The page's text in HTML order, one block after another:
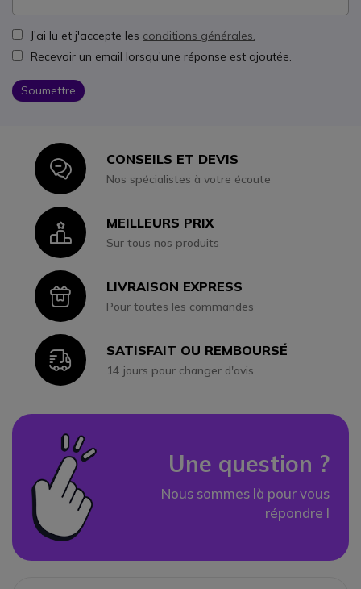
J'ai lu et j'accepte les conditions générales.
Recevoir un email lorsqu'une réponse est ajoutée.
Soumettre
IconCONSEILS ET DEVIS
Nos spécialistes à votre écoute
IconMEILLEURS PRIX
Sur tous nos produits
IconLIVRAISON EXPRESS
Pour toutes les commandes
IconSATISFAIT OU REMBOURSÉ
14 jours pour changer d'avis
Une question ?
Nous sommes là pour vous
répondre !